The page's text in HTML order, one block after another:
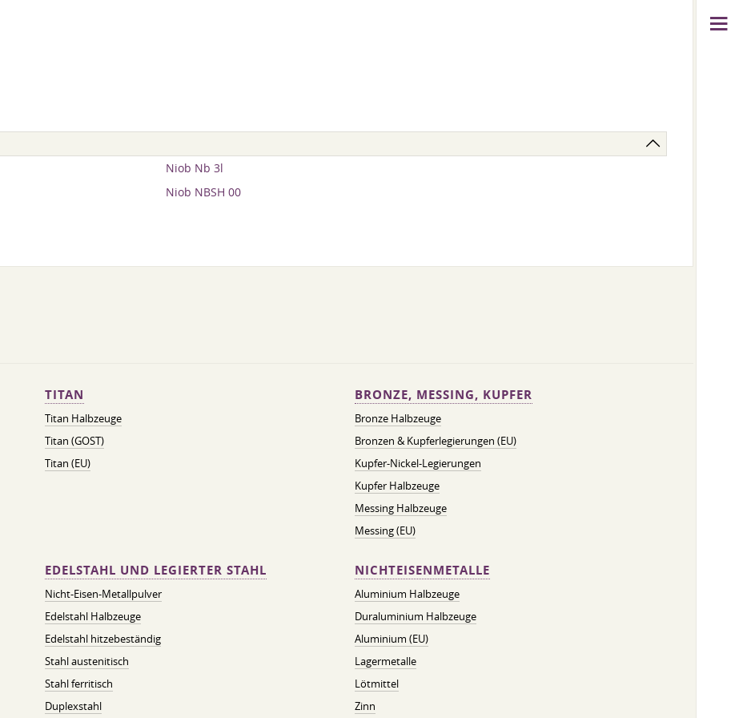
Niob Nb 3l
Niob NBSH 00
TITAN
Titan Halbzeuge
Titan (GOST)
Titan (EU)
BRONZE, MESSING, KUPFER
Bronze Halbzeuge
Bronzen & Kupferlegierungen (EU)
Kupfer-Nickel-Legierungen
Kupfer Halbzeuge
Messing Halbzeuge
Messing (EU)
EDELSTAHL UND LEGIERTER STAHL
Nicht-Eisen-Metallpulver
Edelstahl Halbzeuge
Edelstahl hitzebeständig
Stahl austenitisch
Stahl ferritisch
Duplexstahl
NICHTEISENMETALLE
Aluminium Halbzeuge
Duraluminium Halbzeuge
Aluminium (EU)
Lagermetalle
Lötmittel
Zinn